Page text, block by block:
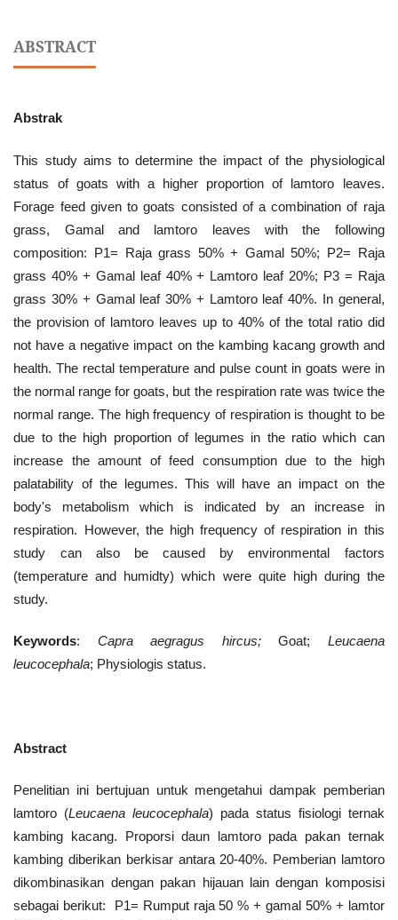
ABSTRACT
Abstrak
This study aims to determine the impact of the physiological
status of goats with a higher proportion of lamtoro leaves.
Forage feed given to goats consisted of a combination of raja
grass, Gamal and lamtoro leaves with the following
composition: P1= Raja grass 50% + Gamal 50%; P2= Raja
grass 40% + Gamal leaf 40% + Lamtoro leaf 20%; P3 = Raja
grass 30% + Gamal leaf 30% + Lamtoro leaf 40%. In general,
the provision of lamtoro leaves up to 40% of the total ratio did
not have a negative impact on the kambing kacang growth and
health. The rectal temperature and pulse count in goats were in
the normal range for goats, but the respiration rate was twice the
normal range. The high frequency of respiration is thought to be
due to the high proportion of legumes in the ratio which can
increase the amount of feed consumption due to the high
palatability of the legumes. This will have an impact on the
body's metabolism which is indicated by an increase in
respiration. However, the high frequency of respiration in this
study can also be caused by environmental factors
(temperature and humidty) which were quite high during the
study.
Keywords: Capra aegragus hircus;Goat; Leucaena
leucocephala; Physiologis status.
Abstract
Penelitian ini bertujuan untuk mengetahui dampak pemberian
lamtoro (Leucaenaleucocephala) pada status fisiologi ternak
kambing kacang. Proporsi daun lamtoro pada pakan ternak
kambing diberikan berkisar antara 20-40%. Pemberian lamtoro
dikombinasikan dengan pakan hijauan lain dengan komposisi
sebagai berikut: P1= Rumput raja 50 % + gamal 50% + lamtor